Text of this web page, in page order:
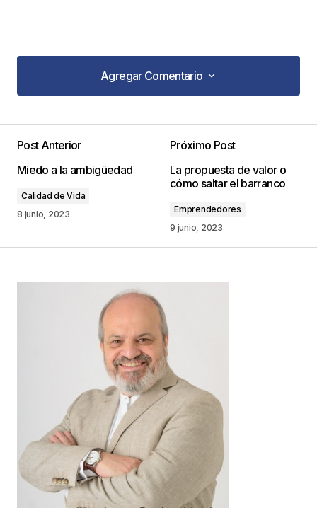
Agregar Comentario
Agregar Comentario
publicada. Los campos obligatorios están
*
Guarda mi nombre, correo electrónico y web en
este navegador para la próxima vez que
comente.
Este sitio esta protegido por
reCAPTCHA y la Política de
privacidad y los Términos del servicio
Post Anterior
Miedo a la ambigüedad
Calidad de Vida
8 junio, 2023
Próximo Post
La propuesta de valor o
cómo saltar el barranco
Emprendedores
9 junio, 2023